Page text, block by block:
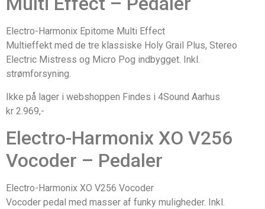
Electro-Harmonix Epitome Multi Effect
Multieffekt med de tre klassiske Holy Grail Plus, Stereo
Electric Mistress og Micro Pog indbygget. Inkl.
strømforsyning.
Ikke på lager i webshoppen Findes i 4Sound Aarhus
kr 2.969,-
Electro-Harmonix XO V256
Vocoder – Pedaler
Electro-Harmonix XO V256 Vocoder
Vocoder pedal med masser af funky muligheder. Inkl.